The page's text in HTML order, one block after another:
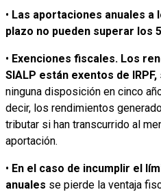
• Las aportaciones anuales a
plazo no pueden superar los
• Exenciones fiscales. Los
SIALP están exentos de IRPF,
ninguna disposición en cinco
decir, los rendimientos
tributar si han transcurrido al
aportación.
• En el caso de incumplir el
anuales se pierde la ventaja